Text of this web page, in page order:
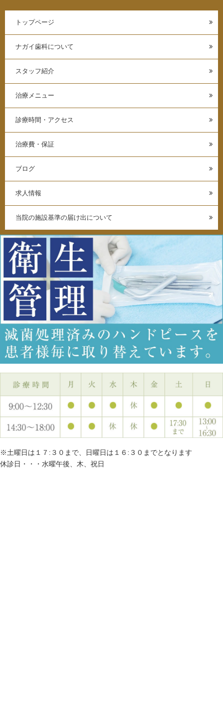
トップページ
ナガイ歯科について
スタッフ紹介
治療メニュー
診療時間・アクセス
治療費・保証
ブログ
求人情報
当院の施設基準の届け出について
※土曜日は１７:３０まで、日曜日は１６:３０までとなります
休診日・・・水曜午後、木、祝日